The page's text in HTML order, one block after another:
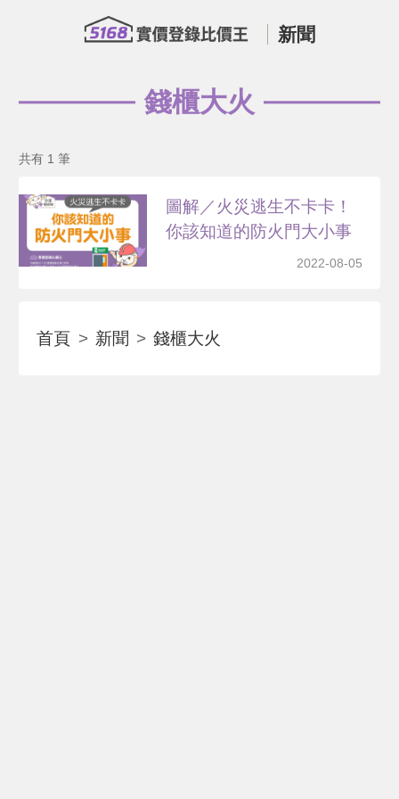
新聞
錢櫃大火
共有 1 筆
圖解／火災逃生不卡卡！
你該知道的防火門大小事
2022-08-05
首頁 新聞 錢櫃大火